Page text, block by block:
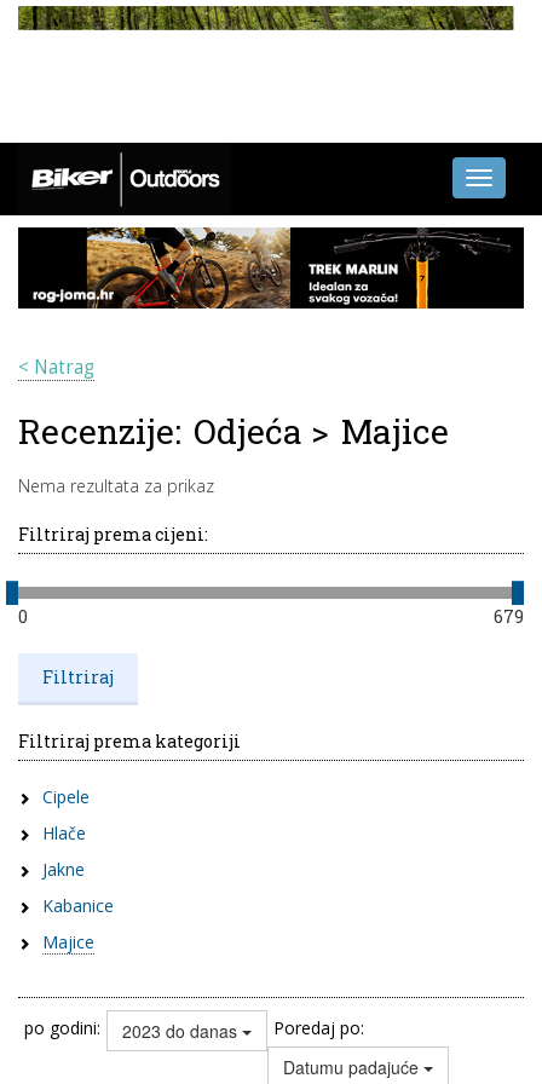
Toggle
< Natrag
Recenzije: Odjeća > Majice
Nema rezultata za prikaz
Filtriraj prema cijeni:
0 679
Filtriraj prema kategoriji
Cipele
Hlače
Jakne
Kabanice
Majice
po godini: 2023 do danas Poredaj po:
Datumu padajuće